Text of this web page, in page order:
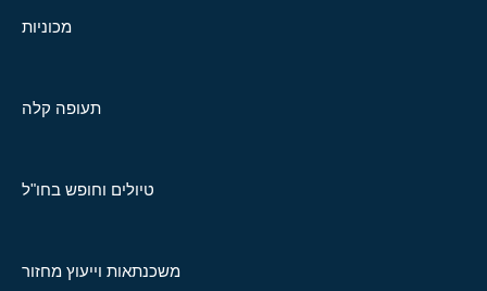
מכוניות
תעופה קלה
טיולים וחופש בחו"ל
משכנתאות וייעוץ מחזור